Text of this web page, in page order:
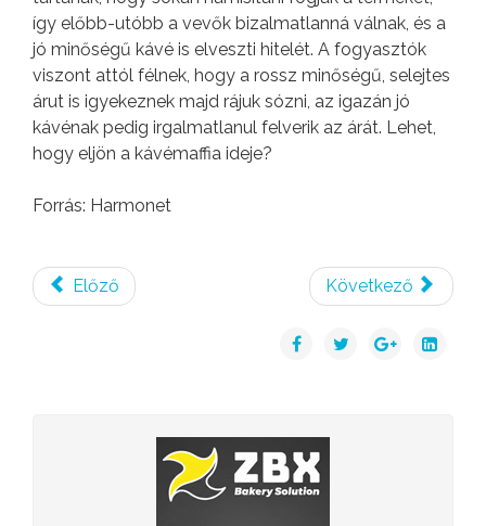
így előbb-utóbb a vevők bizalmatlanná válnak, és a
jó minőségű kávé is elveszti hitelét. A fogyasztók
viszont attól félnek, hogy a rossz minőségű, selejtes
árut is igyekeznek majd rájuk sózni, az igazán jó
kávénak pedig irgalmatlanul felverik az árát. Lehet,
hogy eljön a kávémaffia ideje?
Forrás: Harmonet
Előző Következő